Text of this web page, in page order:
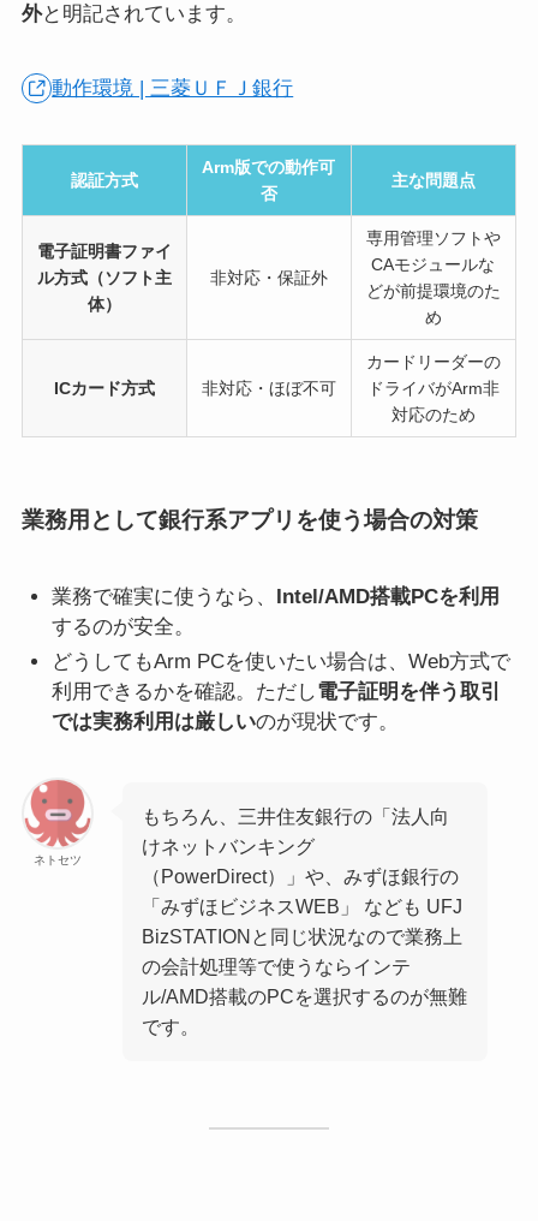
外と明記されています。
動作環境 | 三菱ＵＦＪ銀行
認証方式
Arm版での動作可
否
主な問題点
電子証明書ファイ
ル方式（ソフト主
体）
非対応・保証外
専用管理ソフトや
CAモジュールな
どが前提環境のた
め
ICカード方式 非対応・ほぼ不可
カードリーダーの
ドライバがArm非
対応のため
業務用として銀行系アプリを使う場合の対策
業務で確実に使うなら、 Intel/AMD搭載PCを利用
するのが安全。
どうしてもArm PCを使いたい場合は、Web方式で
利用できるかを確認。ただし電子証明を伴う取引
では実務利用は厳しいのが現状です。
ネトセツ
もちろん、三井住友銀行の「法人向
けネットバンキング
（PowerDirect）」や、みずほ銀行の
「みずほビジネスWEB」 なども UFJ
BizSTATIONと同じ状況なので業務上
の会計処理等で使うならインテ
ル/AMD搭載のPCを選択するのが無難
です。